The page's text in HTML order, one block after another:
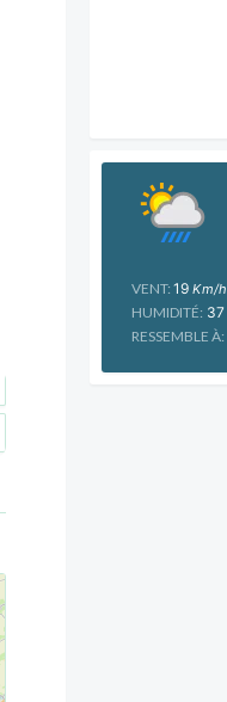
VENT: 19Km/h
HUMIDITÉ: 37
RESSEMBLE À: